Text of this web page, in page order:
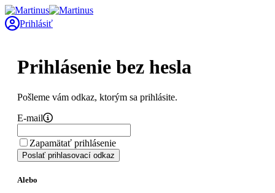
Prihlásiť
Prihlásenie bez hesla
Pošleme vám odkaz, ktorým sa prihlásite.
E-mail
Zapamätať prihlásenie
Poslať prihlasovací odkaz
Alebo